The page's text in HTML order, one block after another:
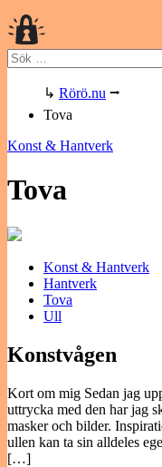
Sök
efter:
↳ Rörö.nu ⭢
Tova
Konst & Hantverk
Tova
Konst & Hantverk
Hantverk
Tova
Ull
Konstvågen
Kort om mig Sedan jag
uttrycka med den har jag
masker och bilder.
ullen kan ta sin alldeles
[…]